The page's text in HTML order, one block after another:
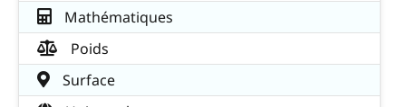
Mathématiques
Poids
Surface